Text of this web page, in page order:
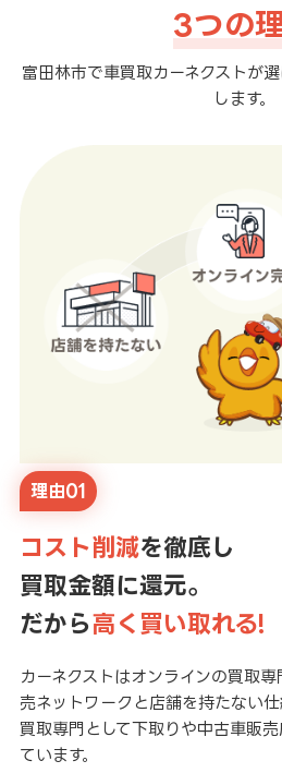
3つの
富田林市で車買取カーネクストが
します。
理由01
コスト削減を徹底し
買取金額に還元。
だから高く買い取れる!
カーネクストはオンラインの買取
売ネットワークと店舗を持たない仕
買取専門として下取りや中古車販
ています。